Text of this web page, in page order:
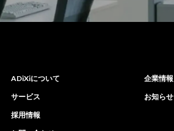
ADiXiについて
サービス
採用情報
企業情報
お知らせ